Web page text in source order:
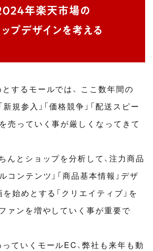
するモールでは、 ここ数年間の
規参入」「価格競争」「配送スピー
売っていく事が厳しくなってきて
んとショップを分析して、注力商品
コンテンツ」「商品基本情報」デザ
を始めとする「クリエイティブ」を
ァンを増やしていく事が重要で
ていくモールEC、弊社も来年も動